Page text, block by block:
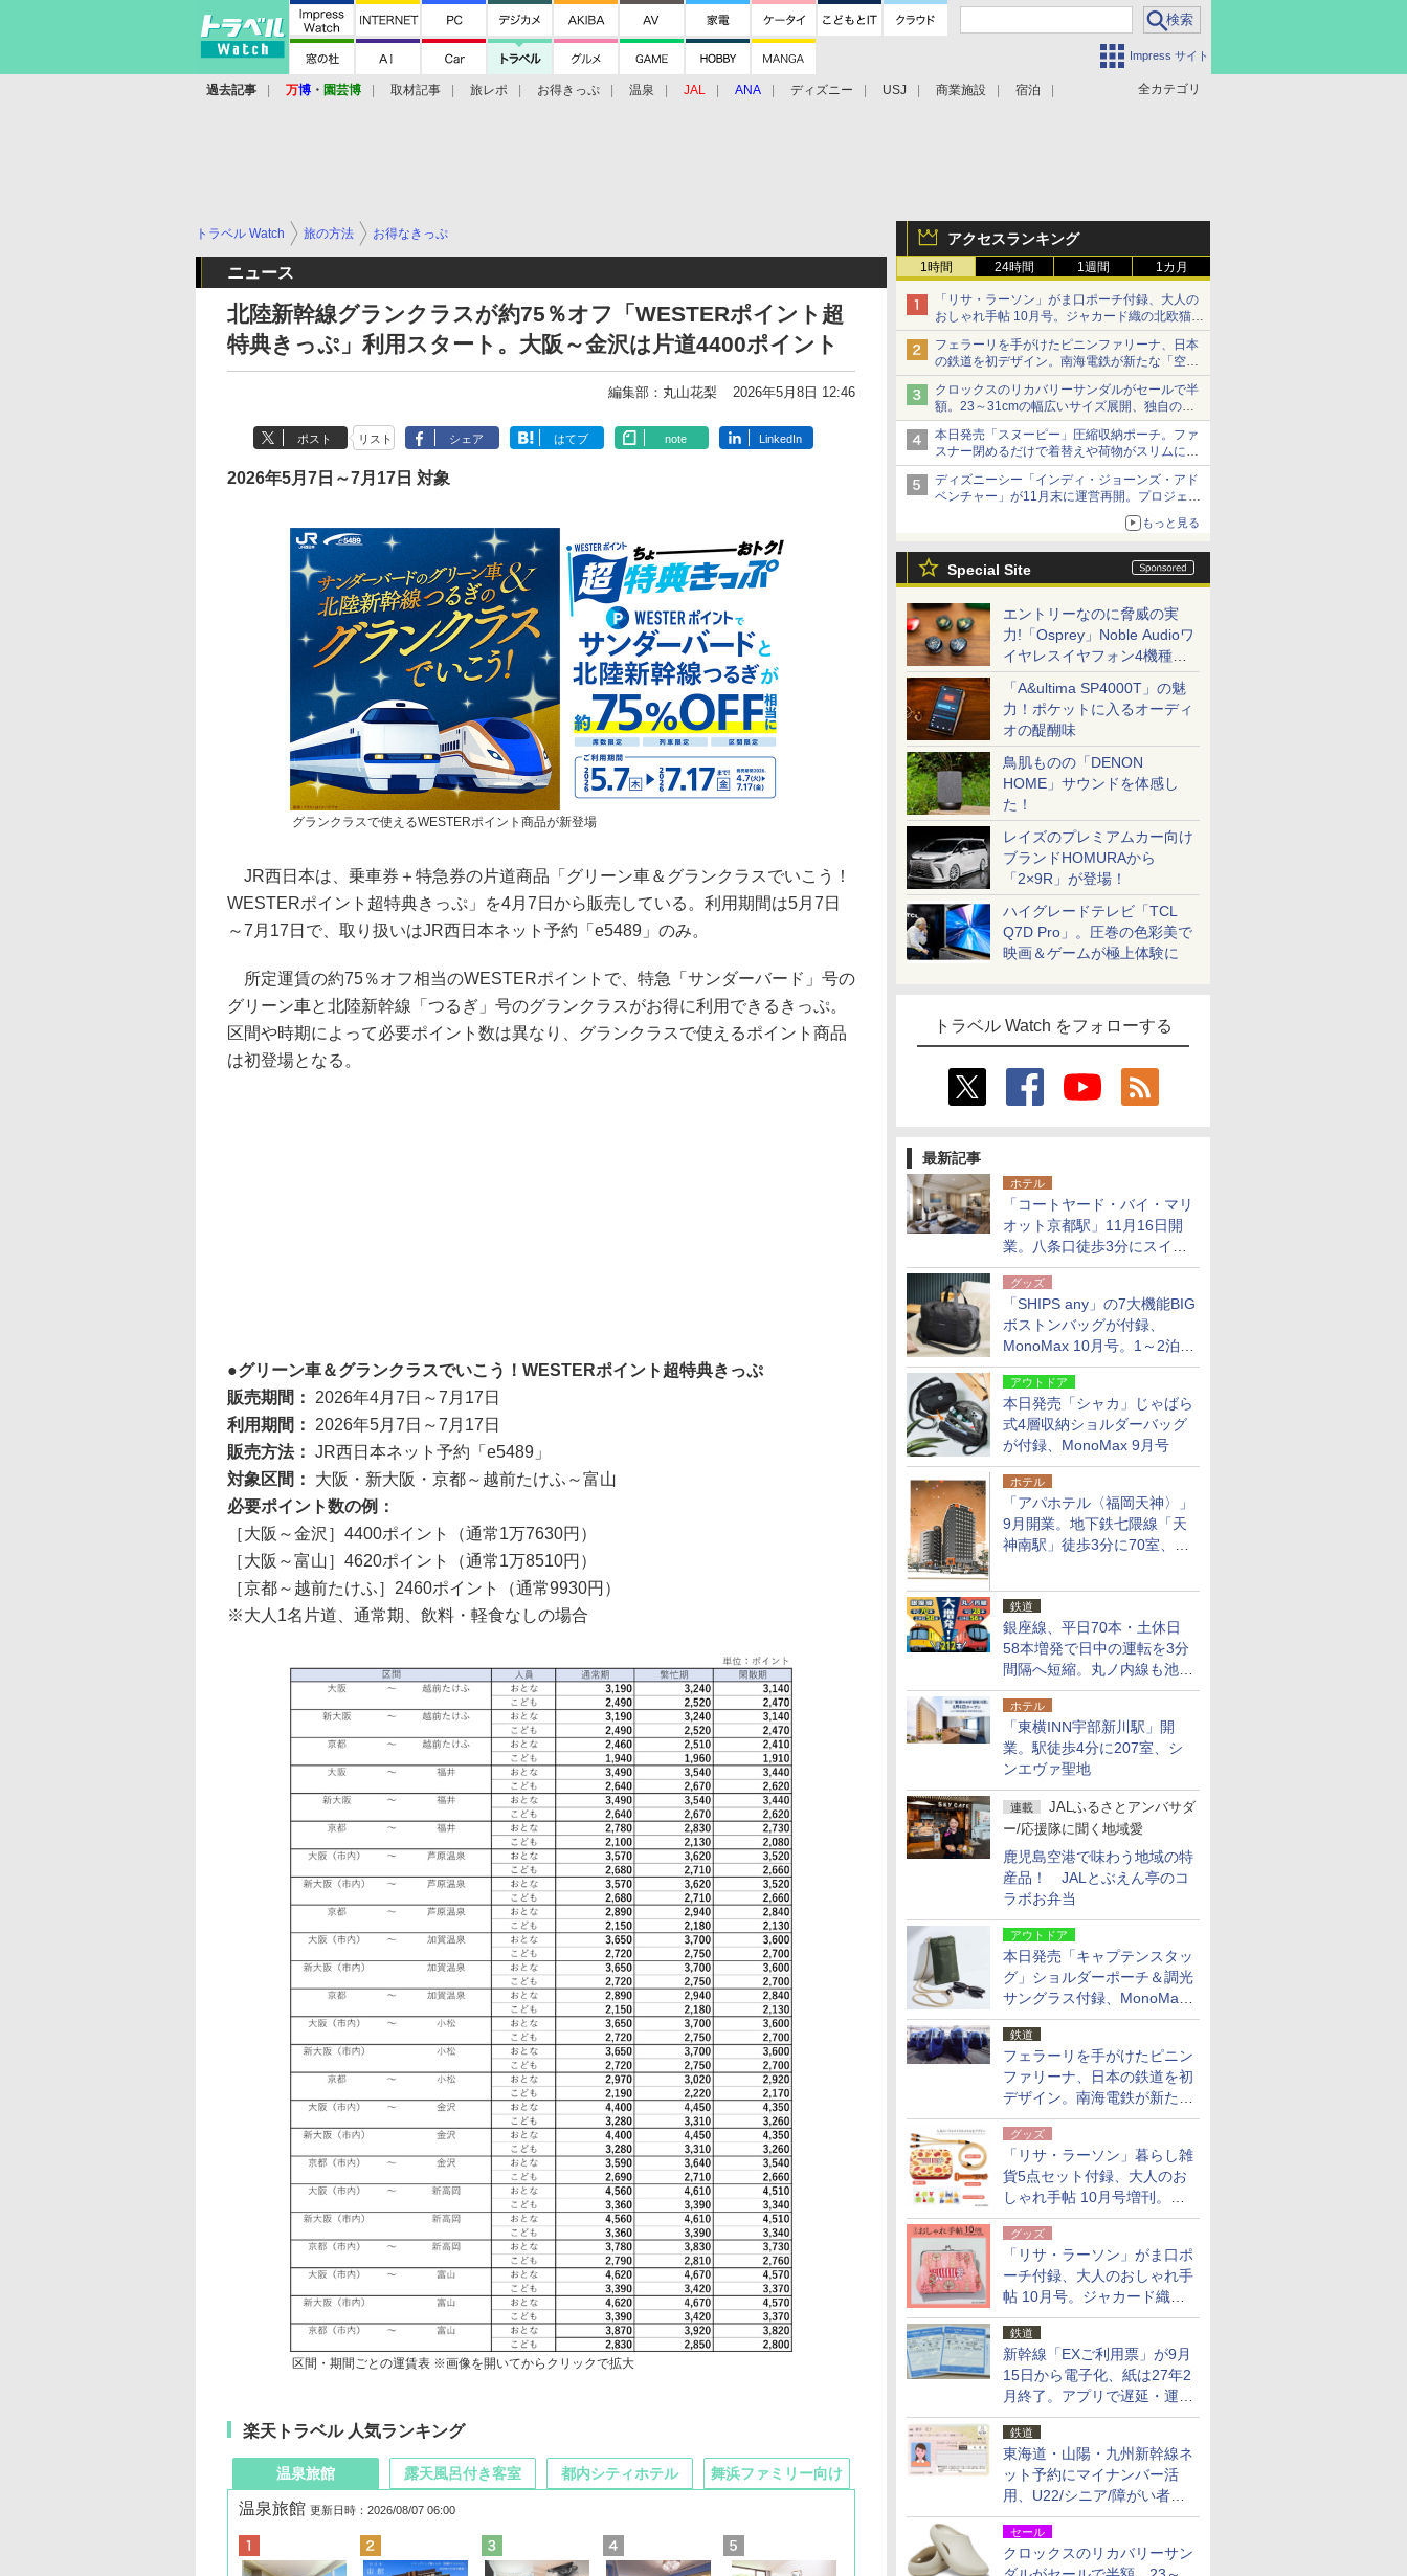
Impress サイト
全カテゴリ
過去記事 万博 ・ 園芸博 取材記事 旅レポ お得きっぷ 温泉 JAL ANA ディズニー USJ 商業施設 宿泊
アクセスランキング
1時間 24時間 1週間 1カ月
「リサ・ラーソン」がま口ポーチ付録、大人の
おしゃれ手帖 10月号。ジャカード織の北欧猫デ
ザイン
フェラーリを手がけたピニンファリーナ、日本
の鉄道を初デザイン。南海電鉄が新たな「空港
特急」をなにわ筋線へ導入
クロックスのリカバリーサンダルがセールで半
額。23～31cmの幅広いサイズ展開、独自のク
ッション素材を採用
本日発売「スヌーピー」圧縮収納ポーチ。ファ
スナー閉めるだけで着替えや荷物がスリムにま
とまる
ディズニーシー「インディ・ジョーンズ・アド
ベンチャー」が11月末に運営再開。プロジェク
ションマッピングを追加、DPAは1500円
もっと見る
Special Site
エントリーなのに脅威の実
力!「Osprey」Noble Audioワ
イヤレスイヤフォン4機種を
一気に聴く
「A&ultima SP4000T」の魅
力！ポケットに入るオーディ
オの醍醐味
鳥肌ものの「DENON
HOME」サウンドを体感し
た！
レイズのプレミアムカー向け
ブランドHOMURAから
「2×9R」が登場！
ハイグレードテレビ「TCL
Q7D Pro」。圧巻の色彩美で
映画＆ゲームが極上体験に
トラベル Watch をフォローする
最新記事
ホテル
「コートヤード・バイ・マリ
オット京都駅」11月16日開
業。八条口徒歩3分にスイー
ト含む全270室、ダイニング
も併設
グッズ
「SHIPS any」の7大機能BIG
ボストンバッグが付録、
MonoMax 10月号。1～2泊の
荷物、キャリーオンも可能
アウトドア
本日発売「シャカ」じゃばら
式4層収納ショルダーバッグ
が付録、MonoMax 9月号
ホテル
「アパホテル〈福岡天神〉」
9月開業。地下鉄七隈線「天
神南駅」徒歩3分に70室、エ
鉄道
銀座線、平日70本・土休日
58本増発で日中の運転を3分
間隔へ短縮。丸ノ内線も池袋
～中野坂上を4分間隔に
ホテル
「東横INN宇部新川駅」開
業。駅徒歩4分に207室、シ
ンエヴァ聖地
連載
JALふるさとアンバサダ
ー/応援隊に聞く地域愛
鹿児島空港で味わう地域の特
産品！ JALとぶえん亭のコ
ラボお弁当
アウトドア
本日発売「キャプテンスタッ
グ」ショルダーポーチ＆調光
サングラス付録、MonoMax
9月号増刊
鉄道
フェラーリを手がけたピニン
ファリーナ、日本の鉄道を初
デザイン。南海電鉄が新たな
「空港特急」をなにわ筋線へ
導入
グッズ
「リサ・ラーソン」暮らし雑
貨5点セット付録、大人のお
しゃれ手帖 10月号増刊。
USBケーブルや缶ケースなど
グッズ
「リサ・ラーソン」がま口ポ
ーチ付録、大人のおしゃれ手
帖 10月号。ジャカード織の
北欧猫デザイン
鉄道
新幹線「EXご利用票」が9月
15日から電子化、紙は27年2
月終了。アプリで遅延・運休
も確認可能に
鉄道
東海道・山陽・九州新幹線ネ
ット予約にマイナンバー活
用、U22/シニア/障がい者割
を9月15日から発売
セール
クロックスのリカバリーサン
トラベル Watch 旅の方法 お得なきっぷ
ニュース
北陸新幹線グランクラスが約75％オフ「WESTERポイント超
特典きっぷ」利用スタート。大阪～金沢は片道4400ポイント
編集部：丸山花梨 2026年5月8日 12:46
ポスト リスト シェア はてブ note LinkedIn
2026年5月7日～7月17日 対象
グランクラスで使えるWESTERポイント商品が新登場
JR西日本は、乗車券＋特急券の片道商品「グリーン車＆グランクラスでいこう！
WESTERポイント超特典きっぷ」を4月7日から販売している。利用期間は5月7日
～7月17日で、取り扱いはJR西日本ネット予約「e5489」のみ。
所定運賃の約75％オフ相当のWESTERポイントで、特急「サンダーバード」号の
グリーン車と北陸新幹線「つるぎ」号のグランクラスがお得に利用できるきっぷ。
区間や時期によって必要ポイント数は異なり、グランクラスで使えるポイント商品
は初登場となる。
グリーン車＆グランクラスでいこう！WESTERポイント超特典きっぷ
販売期間： 2026年4月7日～7月17日
利用期間： 2026年5月7日～7月17日
販売方法： JR西日本ネット予約「e5489」
対象区間： 大阪・新大阪・京都～越前たけふ～富山
必要ポイント数の例：
［大阪～金沢］4400ポイント（通常1万7630円）
［大阪～富山］4620ポイント（通常1万8510円）
［京都～越前たけふ］2460ポイント（通常9930円）
※大人1名片道、通常期、飲料・軽食なしの場合
区間・期間ごとの運賃表 ※画像を開いてからクリックで拡大
楽天トラベル 人気ランキング
温泉旅館
温泉旅館 更新日時：2026/08/07 06:00
露天風呂付き客室 都内シティホテル 舞浜ファミリー向け